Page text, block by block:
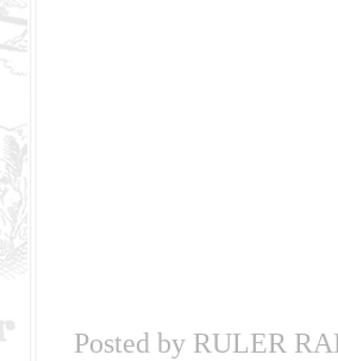
Posted by RULER